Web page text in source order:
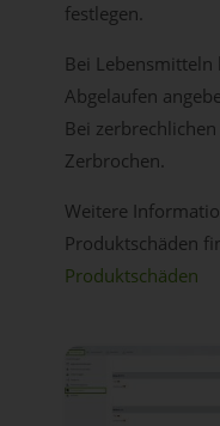
festlegen.
Bei Lebensmitteln
Abgelaufen
Bei
Zerbrochen.
Weitere
Produktschäden
Produktschäden